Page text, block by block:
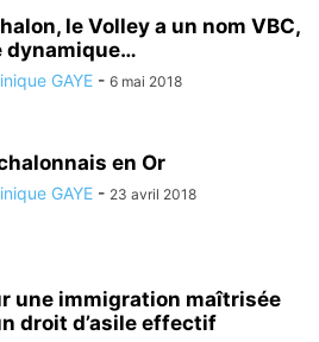
GENDARMERIE GUERRE HANDICAP
INFORMATIQUE
JUSTICE L'ACTU PAR LA PHOTO
MANIFESTATION
NOËL NON CLASSÉ OCCUPONS
PRÉSIDENTIELLES PRESSE
RELIGION REPAS REPORTAGE VIDÉO
le Volley a un nom VBC,
dynamique…
GAYE - 6 mai 2018
en Or
GAYE - 23 avril 2018
une immigration maîtrisée
droit d’asile effectif